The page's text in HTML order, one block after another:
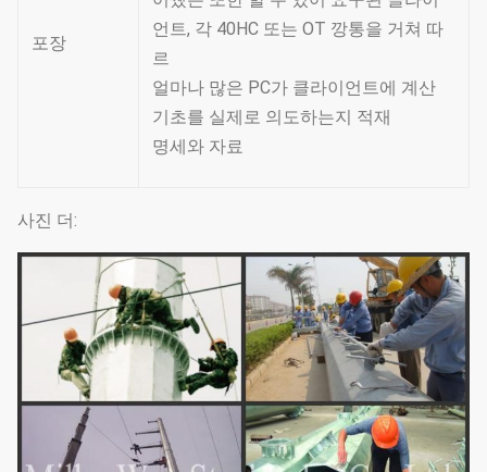
포장
언트, 각 40HC 또는 OT 깡통을 거쳐 따
르
얼마나 많은 PC가 클라이언트에 계산
기초를 실제로 의도하는지 적재
명세와 자료
사진 더: